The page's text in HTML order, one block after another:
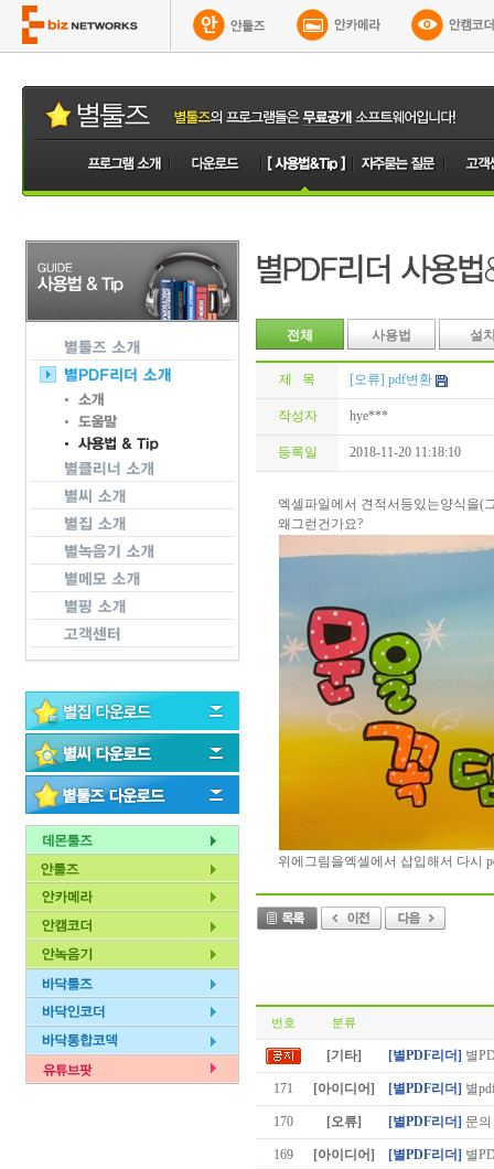
전체 사용법 설
제 목 [오류] pdf변환
작성자 hye***
등록일 2018-11-20 11:18:10
엑셀파일에서 견적서등있는양식을(
왜그런건가요?
위에그림을엑셀에서 삽입해서 다시
번호 분류
[기타] [별PDF리더] 별
171 [아이디어] [별PDF리더] 별
170 [오류] [별PDF리더] 문
169 [아이디어] [별PDF리더] 별